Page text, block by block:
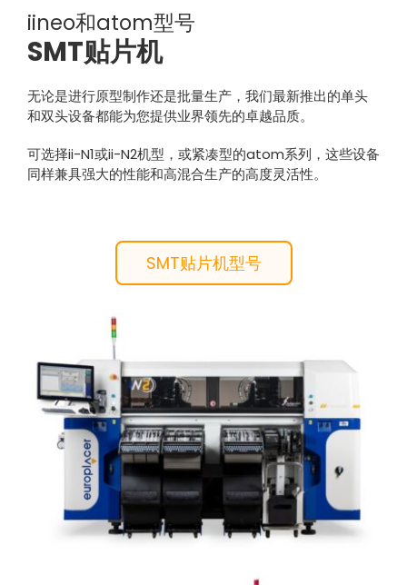
iineo和atom型号
SMT贴片机
无论是进行原型制作还是批量生产，我们最新推出的单头
和双头设备都能为您提供业界领先的卓越品质。
可选择ii-N1或ii-N2机型，或紧凑型的atom系列，这些设备
同样兼具强大的性能和高混合生产的高度灵活性。
SMT贴片机型号